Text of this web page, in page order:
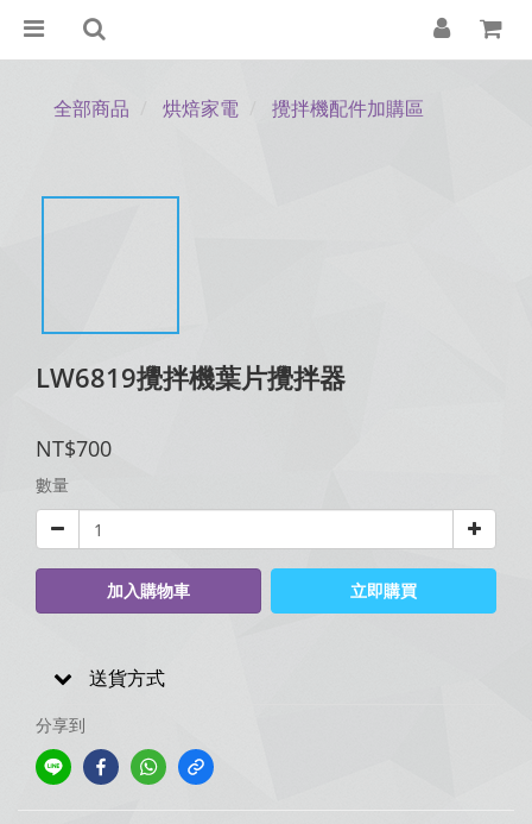
全部商品 烘焙家電 攪拌機配件加購區
LW6819攪拌機葉片攪拌器
NT$700
數量
加入購物車 立即購買
送貨方式
分享到